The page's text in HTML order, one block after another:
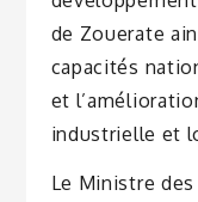
de Zouerate
capacités
et
industrielle et
Le Ministre